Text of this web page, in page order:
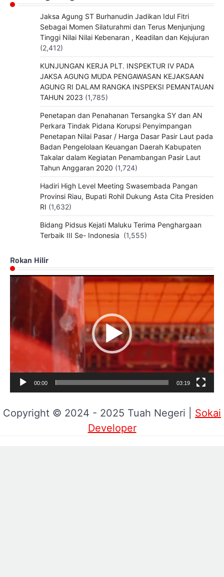
Jaksa Agung ST Burhanudin Jadikan Idul Fitri
Sebagai Momen Silaturahmi dan Terus Menjunjung
Tinggi Nilai Nilai Kebenaran , Keadilan dan Kejujuran
(2,412)
KUNJUNGAN KERJA PLT. INSPEKTUR IV PADA
JAKSA AGUNG MUDA PENGAWASAN KEJAKSAAN
AGUNG RI DALAM RANGKA INSPEKSI PEMANTAUAN
TAHUN 2023 (1,785)
Penetapan dan Penahanan Tersangka SY dan AN
Perkara Tindak Pidana Korupsi Penyimpangan
Penetapan Nilai Pasar / Harga Dasar Pasir Laut pada
Badan Pengelolaan Keuangan Daerah Kabupaten
Takalar dalam Kegiatan Penambangan Pasir Laut
Tahun Anggaran 2020 (1,724)
Hadiri High Level Meeting Swasembada Pangan
Provinsi Riau, Bupati Rohil Dukung Asta Cita Presiden
RI (1,632)
Bidang Pidsus Kejati Maluku Terima Penghargaan
Terbaik III Se- Indonesia (1,555)
Rokan Hilir
Pemutar
00:00 03:19
Copyright © 2024 - 2025 Tuah Negeri | Sokai
Developer